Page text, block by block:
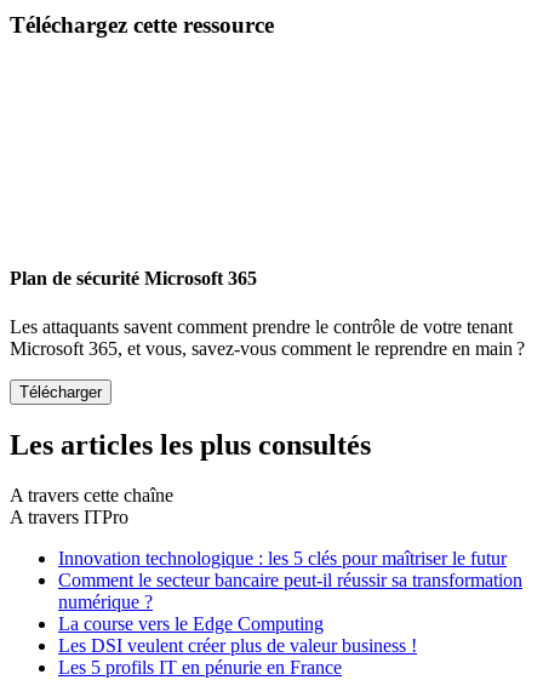
Téléchargez cette ressource
Plan de sécurité Microsoft 365
Les attaquants savent comment prendre le contrôle de votre tenant
Microsoft 365, et vous, savez-vous comment le reprendre en main ?
Les articles les plus consultés
A travers cette chaîne
A travers ITPro
Innovation technologique : les 5 clés pour maîtriser le futur
Comment le secteur bancaire peut-il réussir sa transformation
numérique ?
La course vers le Edge Computing
Les DSI veulent créer plus de valeur business !
Les 5 profils IT en pénurie en France